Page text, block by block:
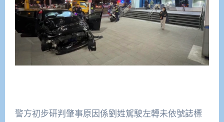
警方初步研判肇事原因係劉姓駕駛左轉未依號誌標